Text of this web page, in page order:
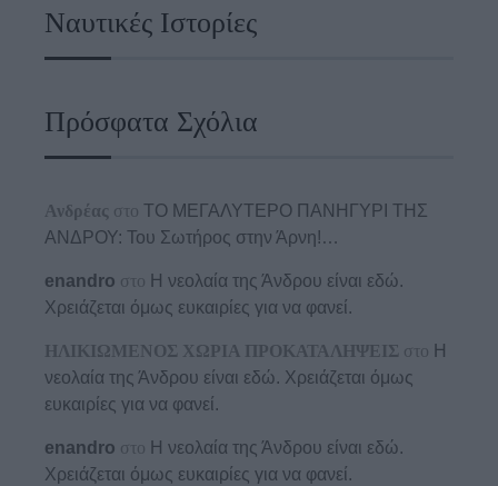
Ναυτικές Ιστορίες
Πρόσφατα Σχόλια
Ανδρέας στο ΤΟ ΜΕΓΑΛΥΤΕΡΟ ΠΑΝΗΓΥΡΙ ΤΗΣ
ΑΝΔΡΟΥ: Του Σωτήρος στην Άρνη!…
enandro στο Η νεολαία της Άνδρου είναι εδώ.
Χρειάζεται όμως ευκαιρίες για να φανεί.
ΗΛΙΚΙΩΜΕΝΟΣ ΧΩΡΙΑ ΠΡΟΚΑΤΑΛΗΨΕΙΣ στο Η
νεολαία της Άνδρου είναι εδώ. Χρειάζεται όμως
ευκαιρίες για να φανεί.
enandro στο Η νεολαία της Άνδρου είναι εδώ.
Χρειάζεται όμως ευκαιρίες για να φανεί.